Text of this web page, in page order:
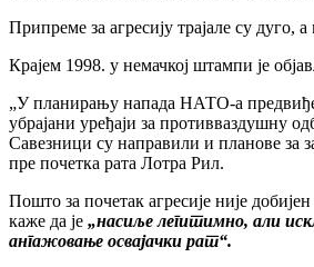
Припреме за агресију трајале су
Крајем 1998. у немачкој штампи је
„У планирању напада НАТО-а
убрајани уређаји за противваздушну
Савезници су направили и планове за
пре почетка рата Лотра Рил.
Пошто за почетак агресије није
каже да је „насиље легитимно, али
ангажовање освајачки рат“.